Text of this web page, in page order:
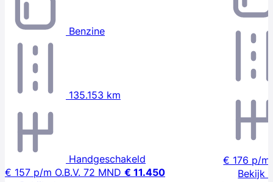
Benzine
135.153 km
Handgeschakeld
€ 157 p/m O.B.V. 72 MND € 11.450
€ 176 p/m
Bekijk